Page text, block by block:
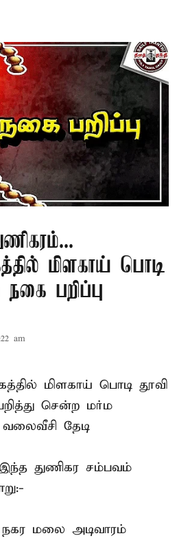
மிளகாய் பொடி
பறிப்பு
am
மிளகாய் பொடி தூவி
சென்ற மர்ம
தேடி
துணிகர சம்பவம்
நகர மலை அடிவாரம்